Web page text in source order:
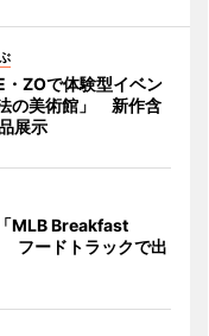
・ZOで体験型イベン
の美術館」 新作含
展示
MLB Breakfast
フードトラックで出